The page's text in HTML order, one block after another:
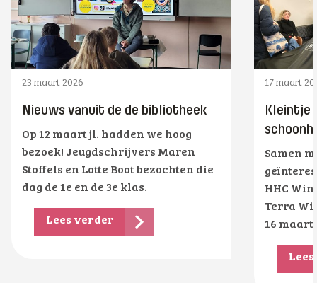
23 maart 2026
Nieuws vanuit de de bibliotheek
Op 12 maart jl. hadden we hoog
bezoek! Jeugdschrijvers Maren
Stoffels en Lotte Boot bezochten die
dag de 1e en de 3e klas.
Lees verder
17 maart
Kleintje
Samen
HHC
Terra
16 maart